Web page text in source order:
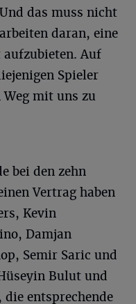
das muss nicht
daran, eine
Auf
Spieler
mit uns zu
bei den zehn
Vertrag haben
Kevin
Damjan
Semir Saric und
Bulut und
entsprechende